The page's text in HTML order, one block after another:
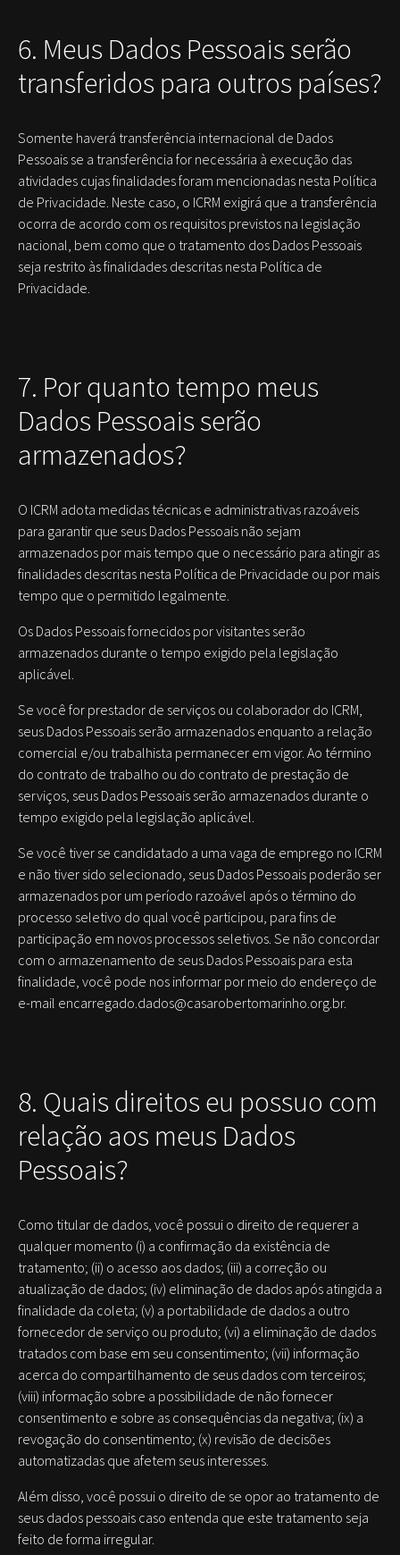
6. Meus Dados Pessoais serão
transferidos para outros países?
Somente haverá transferência internacional de Dados
Pessoais se a transferência for necessária à execução das
atividades cujas finalidades foram mencionadas nesta Política
de Privacidade. Neste caso, o ICRM exigirá que a transferência
ocorra de acordo com os requisitos previstos na legislação
nacional, bem como que o tratamento dos Dados Pessoais
seja restrito às finalidades descritas nesta Política de
Privacidade.
7. Por quanto tempo meus
Dados Pessoais serão
armazenados?
O ICRM adota medidas técnicas e administrativas razoáveis
para garantir que seus Dados Pessoais não sejam
armazenados por mais tempo que o necessário para atingir as
finalidades descritas nesta Política de Privacidade ou por mais
tempo que o permitido legalmente.
Os Dados Pessoais fornecidos por visitantes serão
armazenados durante o tempo exigido pela legislação
aplicável.
Se você for prestador de serviços ou colaborador do ICRM,
seus Dados Pessoais serão armazenados enquanto a relação
comercial e/ou trabalhista permanecer em vigor. Ao término
do contrato de trabalho ou do contrato de prestação de
serviços, seus Dados Pessoais serão armazenados durante o
tempo exigido pela legislação aplicável.
Se você tiver se candidatado a uma vaga de emprego no ICRM
e não tiver sido selecionado, seus Dados Pessoais poderão ser
armazenados por um período razoável após o término do
processo seletivo do qual você participou, para fins de
participação em novos processos seletivos. Se não concordar
com o armazenamento de seus Dados Pessoais para esta
finalidade, você pode nos informar por meio do endereço de
e-mail encarregado.dados@casarobertomarinho.org.br.
8. Quais direitos eu possuo com
relação aos meus Dados
Pessoais?
Como titular de dados, você possui o direito de requerer a
qualquer momento (i) a confirmação da existência de
tratamento; (ii) o acesso aos dados; (iii) a correção ou
atualização de dados; (iv) eliminação de dados após atingida a
finalidade da coleta; (v) a portabilidade de dados a outro
fornecedor de serviço ou produto; (vi) a eliminação de dados
tratados com base em seu consentimento; (vii) informação
acerca do compartilhamento de seus dados com terceiros;
(viii) informação sobre a possibilidade de não fornecer
consentimento e sobre as consequências da negativa; (ix) a
revogação do consentimento; (x) revisão de decisões
automatizadas que afetem seus interesses.
Além disso, você possui o direito de se opor ao tratamento de
seus dados pessoais caso entenda que este tratamento seja
feito de forma irregular.